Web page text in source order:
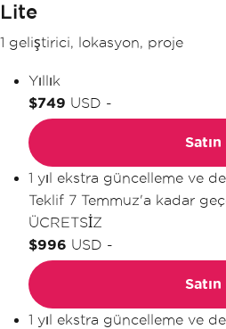
Lite
1 geliştirici, lokasyon, proje
Yıllık
$749 USD -
Satın
1 yıl ekstra güncelleme ve
Teklif 7 Temmuz'a kadar
ÜCRETSİZ
$996 USD -
Satın
1 yıl ekstra güncelleme ve